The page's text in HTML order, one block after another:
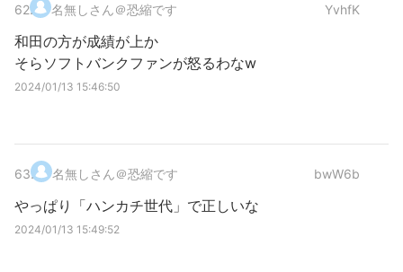
62. 名無しさん＠恐縮です YvhfK
和田の方が成績が上か
そらソフトバンクファンが怒るわなw
2024/01/13 15:46:50
63. 名無しさん＠恐縮です bwW6b
やっぱり「ハンカチ世代」で正しいな
2024/01/13 15:49:52